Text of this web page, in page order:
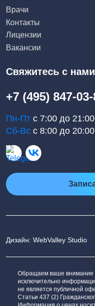
Врачи
Контакты
Лицензии
Вакансии
Свяжитесь с нами
+7 (495) 847-
Пн-Пт с 7:00 до 21:00
Сб-Вс с 8:00 до 20:00
Дизайн: WebValley Studio
Обращаем ваше внимание
исключительно
не является публичной
Статьи 437 (2)